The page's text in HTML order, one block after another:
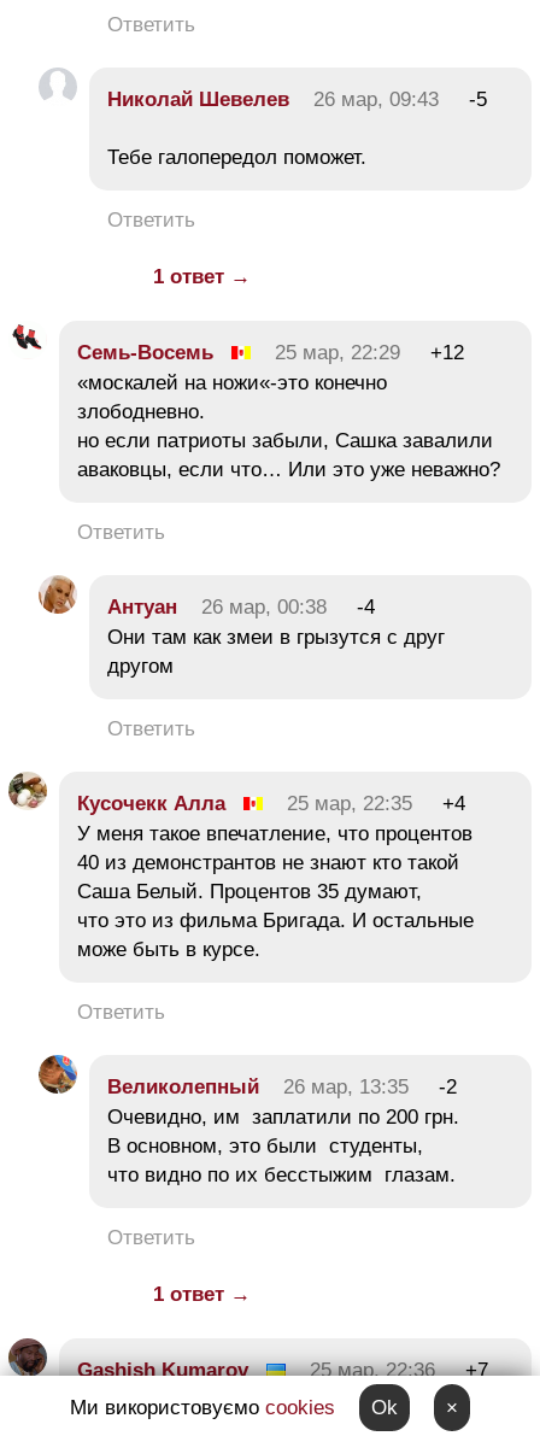
Ответить
Николай Шевелев 26 мар, 09:43 -5
Тебе галопередол поможет.
Ответить
1 ответ →
Семь-Восемь 25 мар, 22:29
+12
«москалей на ножи«-это конечно
злободневно.
но если патриоты забыли, Сашка завалили
аваковцы, если что… Или это уже неважно?
Ответить
Антуан 26 мар, 00:38
-4
Они там как змеи в грызутся с друг
другом
Ответить
Кусочекк Алла 25 мар, 22:35
+4
У меня такое впечатление, что процентов
40 из демонстрантов не знают кто такой
Саша Белый. Процентов 35 думают,
что это из фильма Бригада. И остальные
може быть в курсе.
Ответить
Великолепный 26 мар, 13:35
-2
Очевидно, им заплатили по 200 грн.
В основном, это были студенты,
что видно по их бесстыжим глазам.
Ответить
1 ответ →
Gashish Kumarov 25 мар, 22:36 +7
Ми використовуємо cookies Ok ×